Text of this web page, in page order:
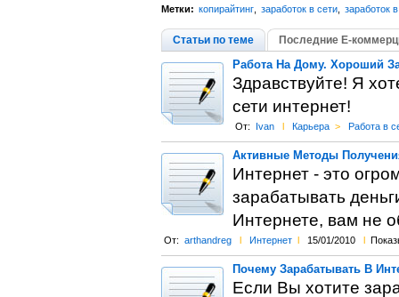
Метки: копирайтинг, заработок в сети, заработок
Статьи по теме Последние Е-
Работа На Дому. Хороший
Здравствуйте! Я
сети интернет!
От: Ivan l Карьера > Работа в
Активные Методы
Интернет - это
зарабатывать
Интернете, вам не
От: arthandreg l Интернет l 15/01/2010 l
Почему Зарабатывать В
Если Вы хотите